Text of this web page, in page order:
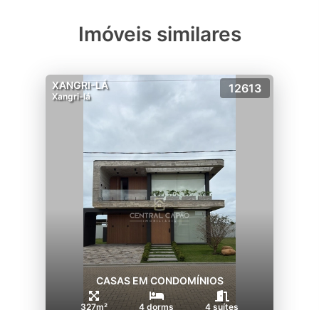
Imóveis similares
XANGRI-LÁ
Xangri-lá
12613
CASAS EM CONDOMÍNIOS
327m² 4 dorms 4 suítes